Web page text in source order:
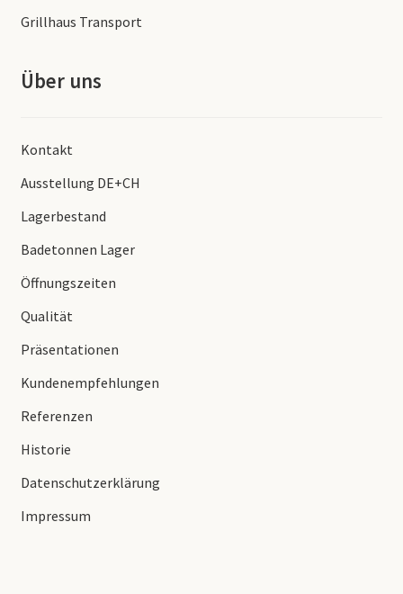
Grillhaus Transport
Über uns
Kontakt
Ausstellung DE+CH
Lagerbestand
Badetonnen Lager
Öffnungszeiten
Qualität
Präsentationen
Kundenempfehlungen
Referenzen
Historie
Datenschutzerklärung
Impressum